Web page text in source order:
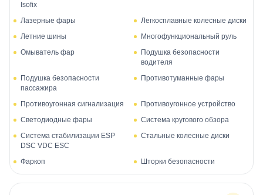
Isofix
Лазерные фары
Легкосплавные колесные диски
Летние шины
Многофункциональный руль
Омыватель фар
Подушка безопасности
водителя
Подушка безопасности
пассажира
Противотуманные фары
Противоугонная сигнализация
Противоугонное устройство
Светодиодные фары
Система кругового обзора
Система стабилизации ESP
DSC VDC ESC
Стальные колесные диски
Фаркоп Шторки безопасности